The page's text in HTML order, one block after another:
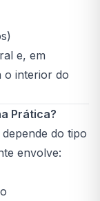
e, em
o interior do
Prática?
do tipo
envolve: